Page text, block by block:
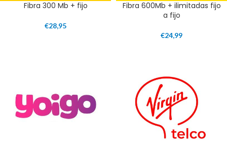
Fibra 300 Mb + fijo
€28,95
Fibra 600Mb + ilimitadas fijo
a fijo
€24,99